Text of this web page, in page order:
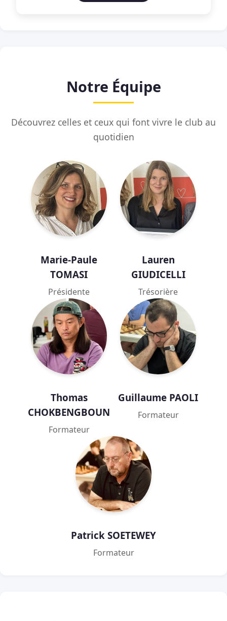
Notre Équipe
Découvrez celles et ceux qui font vivre le club au
quotidien
Marie-Paule
TOMASI
Présidente
Lauren
GIUDICELLI
Trésorière
Thomas
CHOKBENGBOUN
Formateur
Guillaume PAOLI
Formateur
Patrick SOETEWEY
Formateur